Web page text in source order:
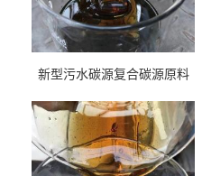
新型污水碳源复合碳源原料